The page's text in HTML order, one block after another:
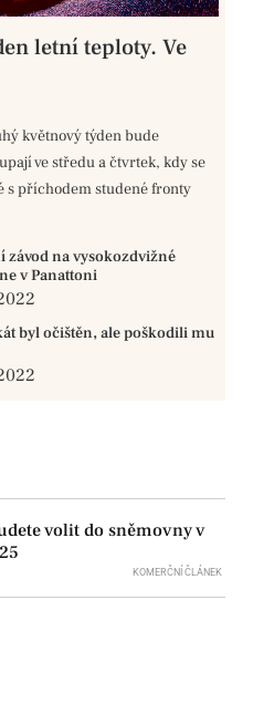
letní teploty. Ve
květnový týden bude
ve středu a čtvrtek, kdy se
s příchodem studené fronty
závod na vysokozdvižné
v Panattoni
byl očištěn, ale poškodili mu
volit do sněmovny v
KOMERČNÍ ČLÁNEK